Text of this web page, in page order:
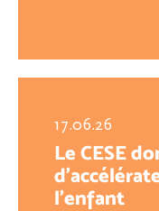
17.06.26
Le CESE
l’enfant